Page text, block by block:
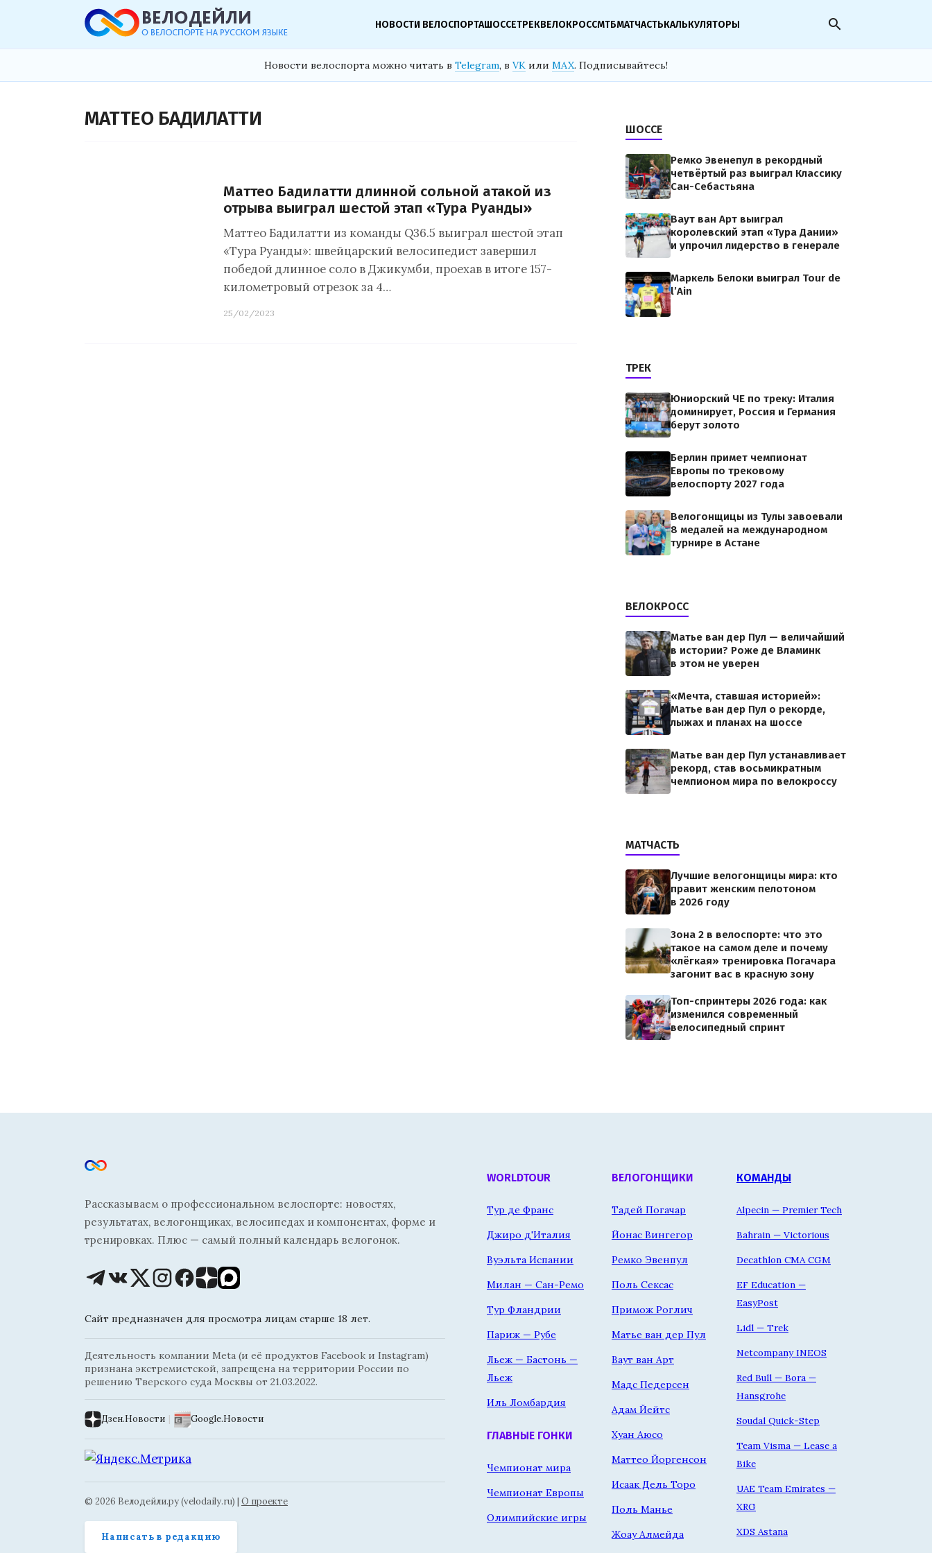
НОВОСТИ ВЕЛОСПОРТАШОССЕТРЕКВЕЛОКРОССМТБМАТЧАСТЬКАЛЬКУЛЯТОРЫ search
Новости велоспорта можно читать в Telegram, в VK или MAX. Подписывайтесь!
МАТТЕО БАДИЛАТТИ
Маттео Бадилатти длинной сольной атакой из
отрыва выиграл шестой этап «Тура Руанды»
Маттео Бадилатти из команды Q36.5 выиграл шестой этап
«Тура Руанды»: швейцарский велосипедист завершил
победой длинное соло в Джикумби, проехав в итоге 157-
километровый отрезок за 4…
25/02/2023
ШОССЕ
Ремко Эвенепул в рекордный
четвёртый раз выиграл Классику
Сан-Себастьяна
Ваут ван Арт выиграл
королевский этап «Тура Дании»
и упрочил лидерство в генерале
Маркель Белоки выиграл Tour de
l’Ain
ТРЕК
Юниорский ЧЕ по треку: Италия
доминирует, Россия и Германия
берут золото
Берлин примет чемпионат
Европы по трековому
велоспорту 2027 года
Велогонщицы из Тулы завоевали
8 медалей на международном
турнире в Астане
ВЕЛОКРОСС
Матье ван дер Пул — величайший
в истории? Роже де Вламинк
в этом не уверен
«Мечта, ставшая историей»:
Матье ван дер Пул о рекорде,
лыжах и планах на шоссе
Матье ван дер Пул устанавливает
рекорд, став восьмикратным
чемпионом мира по велокроссу
МАТЧАСТЬ
Лучшие велогонщицы мира: кто
правит женским пелотоном
в 2026 году
Зона 2 в велоспорте: что это
такое на самом деле и почему
«лёгкая» тренировка Погачара
загонит вас в красную зону
Топ-спринтеры 2026 года: как
изменился современный
велосипедный спринт
Рассказываем о профессиональном велоспорте: новостях,
результатах, велогонщиках, велосипедах и компонентах, форме и
тренировках. Плюс — самый полный календарь велогонок.
Сайт предназначен для просмотра лицам старше 18 лет.
Деятельность компании Meta (и её продуктов Facebook и Instagram)
признана экстремистской, запрещена на территории России по
решению Тверского суда Москвы от 21.03.2022.
Дзен.Новости | Google.Новости
© 2026 Велодейли.ру (velodaily.ru) | О проекте
Написать в редакцию
WORLDTOUR
Тур де Франс
Джиро д'Италия
Вуэльта Испании
Милан — Сан-Ремо
Тур Фландрии
Париж — Рубе
Льеж — Бастонь —
Льеж
Иль Ломбардия
ГЛАВНЫЕ ГОНКИ
Чемпионат мира
Чемпионат Европы
Олимпийские игры
ВЕЛОГОНЩИКИ
Тадей Погачар
Йонас Вингегор
Ремко Эвенпул
Поль Сексас
Примож Роглич
Матье ван дер Пул
Ваут ван Арт
Мадс Педерсен
Адам Йейтс
Хуан Аюсо
Маттео Йоргенсон
Исаак Дель Торо
Поль Манье
Жоау Алмейда
КОМАНДЫ
Alpecin — Premier Tech
Bahrain — Victorious
Decathlon CMA CGM
EF Education —
EasyPost
Lidl — Trek
Netcompany INEOS
Red Bull — Bora —
Hansgrohe
Soudal Quick-Step
Team Visma — Lease a
Bike
UAE Team Emirates —
XRG
XDS Astana